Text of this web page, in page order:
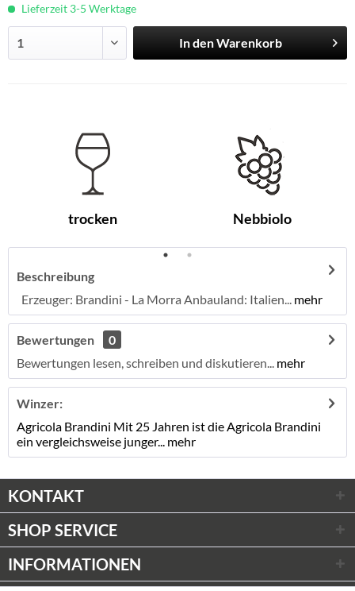
Lieferzeit 3-5 Werktage
In denWarenkorb
trocken Nebbiolo
Beschreibung
Erzeuger: Brandini - La Morra Anbauland: Italien... mehr
Bewertungen
0
Bewertungen lesen, schreiben und diskutieren... mehr
Winzer:
Agricola Brandini Mit 25 Jahren ist die Agricola Brandini
ein vergleichsweise junger... mehr
KONTAKT
SHOP SERVICE
INFORMATIONEN